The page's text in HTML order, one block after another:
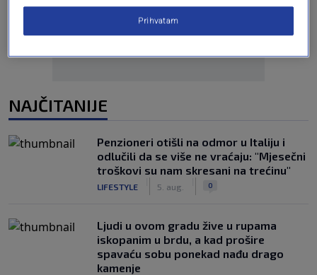
NAJČITANIJE
Penzioneri otišli na odmor u Italiju i
odlučili da se više ne vraćaju: "Mjesečni
troškovi su nam skresani na trećinu"
LIFESTYLE 5. aug. 0
Ljudi u ovom gradu žive u rupama
iskopanim u brdu, a kad prošire
spavaću sobu ponekad nađu drago
kamenje
Prihvatam